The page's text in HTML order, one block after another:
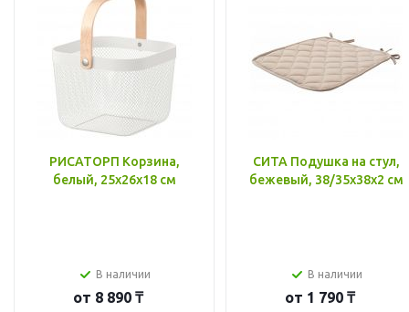
РИСАТОРП Корзина,
белый, 25x26x18 см
В наличии
от 8 890 ₸
СИТА Подушка на стул,
бежевый, 38/35x38x2 см
В наличии
от 1 790 ₸